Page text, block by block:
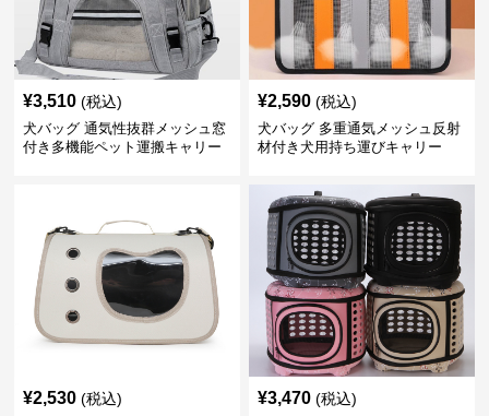
¥3,510 (税込)
犬バッグ 通気性抜群メッシュ窓
付き多機能ペット運搬キャリー
¥2,590 (税込)
犬バッグ 多重通気メッシュ反射
材付き犬用持ち運びキャリー
¥2,530 (税込) ¥3,470 (税込)